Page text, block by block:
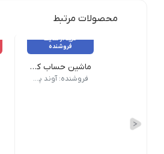
محصولات مرتبط
خرید از سایت
فروشنده
ماشین حساب کاسیو WD-320MT وزن 255 گرم | ابعاد 19.5 × 14.9 × 3.6 سانتیمتر | برند Casio | تعداد کاراکتر: 12 رقم | ویژگی های ماشین حساب: خاموش شدن خودکار | مقاوم در برابر آب و گرد و خاک کلید‌های Tax+ و Tax- صفحه‌کلید قابل شست‌وشو | منبع تغذیه: باتری و پنل خورشیدی | گارانتی: یکسال
فروشنده: آوند پرینتر